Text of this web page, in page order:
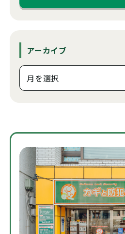
アーカイブ